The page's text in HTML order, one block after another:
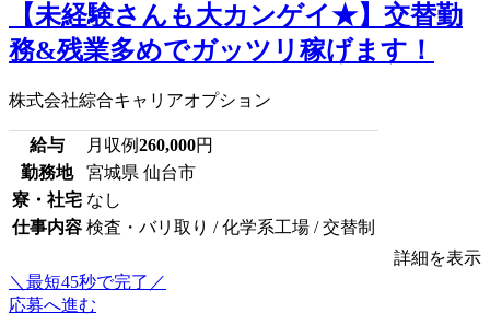
【未経験さんも大カンゲイ★】交替勤
務&残業多めでガッツリ稼げます！
株式会社綜合キャリアオプション
給与 月収例260,000円
勤務地
宮城県 仙台市
寮・社宅 なし
仕事内容 検査・バリ取り / 化学系工場 / 交替制
詳細を表示
＼最短45秒で完了／
応募へ進む